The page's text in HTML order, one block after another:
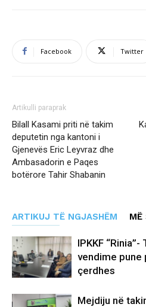
Facebook Twitter
Artikulli paraprak
Bilall Kasami priti në takim
deputetin nga kantoni i
Gjenevës Eric Leyvraz dhe
Ambasadorin e Paqes
botërore Tahir Shabanin
ARTIKUJ TË NGJASHËM MË
IPKKF
vendime pune
çerdhes
Mejdiju në